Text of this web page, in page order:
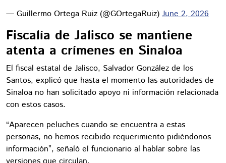
— Guillermo Ortega Ruiz (@GOrtegaRuiz) June 2, 2026
Fiscalía de Jalisco se mantiene
atenta a crímenes en Sinaloa
El fiscal estatal de Jalisco, Salvador González de los
Santos, explicó que hasta el momento las autoridades de
Sinaloa no han solicitado apoyo ni información relacionada
con estos casos.
“Aparecen peluches cuando se encuentra a estas
personas, no hemos recibido requerimiento pidiéndonos
información”, señaló el funcionario al hablar sobre las